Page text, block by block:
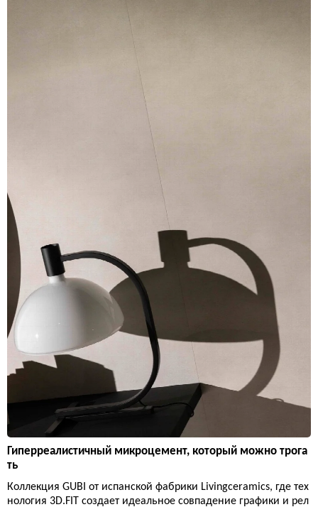
Гиперреалистичный микроцемент, который можно трога
ть
Коллекция GUBI от испанской фабрики Livingceramics, где тех
нология 3D.FIT создает идеальное совпадение графики и рел